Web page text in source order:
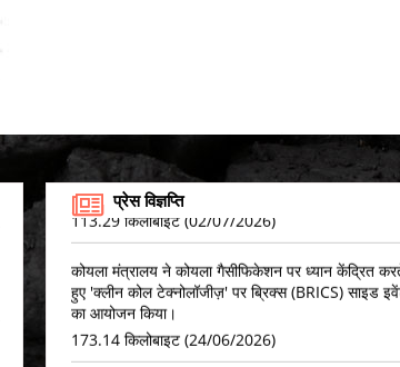
प्रेस विज्ञप्ति
श्योरिटी बॉन्ड को स्वीकार करने की सूचना जारी की।
113.29 किलोबाइट (02/07/2026)
कोयला मंत्रालय ने कोयला गैसीफिकेशन पर ध्यान केंद्रित करते
हुए 'क्लीन कोल टेक्नोलॉजीज़' पर ब्रिक्स (BRICS) साइड इवेंट
का आयोजन किया।
173.14 किलोबाइट (24/06/2026)
हेल्दी एजिंग के लिए योग’; कोयला मंत्रालय और खान मंत्रालय ने
संयुक्त रूप से 12वां अंतर्राष्ट्रीय योग दिवस मनाया।